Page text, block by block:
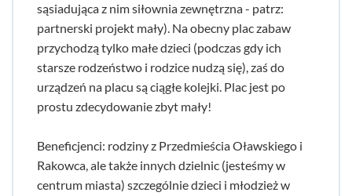
sąsiadująca z nim siłownia zewnętrzna - patrz:
partnerski projekt mały). Na obecny plac zabaw
przychodzą tylko małe dzieci (podczas gdy ich
starsze rodzeństwo i rodzice nudzą się), zaś do
urządzeń na placu są ciągłe kolejki. Plac jest po
prostu zdecydowanie zbyt mały!
Beneficjenci: rodziny z Przedmieścia Oławskiego i
Rakowca, ale także innych dzielnic (jesteśmy w
centrum miasta) szczególnie dzieci i młodzież w